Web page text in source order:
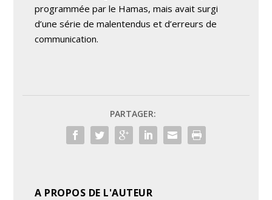
programmée par le Hamas, mais avait surgi
d’une série de malentendus et d’erreurs de
communication.
PARTAGER:
A PROPOS DE L'AUTEUR